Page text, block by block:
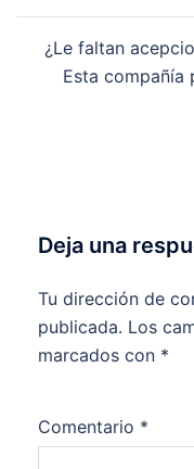
¿Le faltan
Esta compañía
Deja una
Tu dirección de
publicada. Los
marcados con *
Comentario *